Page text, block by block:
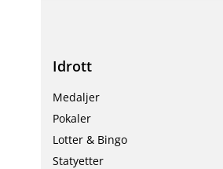
Idrott
Medaljer
Pokaler
Lotter & Bingo
Statyetter